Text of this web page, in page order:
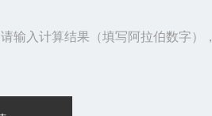
请输入计算结果（填写阿拉伯数字）